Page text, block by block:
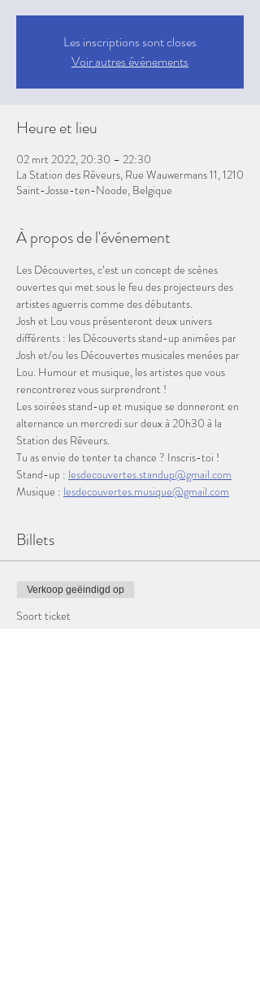
Les inscriptions sont closes
Voir autres événements
Heure et lieu
02 mrt 2022, 20:30 – 22:30
La Station des Rêveurs, Rue Wauwermans 11, 1210
Saint-Josse-ten-Noode, Belgique
À propos de l'événement
Les Découvertes, c’est un concept de scènes
ouvertes qui met sous le feu des projecteurs des
artistes aguerris comme des débutants.
Josh et Lou vous présenteront deux univers
différents : les Découverts stand-up animées par
Josh et/ou les Découvertes musicales menées par
Lou. Humour et musique, les artistes que vous
rencontrerez vous surprendront !
Les soirées stand-up et musique se donneront en
alternance un mercredi sur deux à 20h30 à la
Station des Rêveurs.
Tu as envie de tenter ta chance ? Inscris-toi !
Stand-up : lesdecouvertes.standup@gmail.com
Musique : lesdecouvertes.musique@gmail.com
Billets
Verkoop geëindigd op
Soort ticket